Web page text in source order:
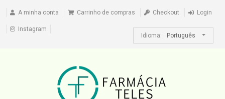
A minha conta Carrinho de compras Checkout Login
Instagram
Idioma:
Português